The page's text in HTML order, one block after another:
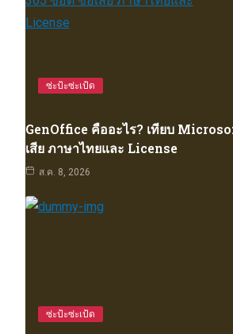
ซ่ะป้ะซ่ะเป้ด
GenOffice คืออะไร? เทียบ
เสีย ภาษาไทยและ License
ส.ค. 8, 2026
ซ่ะป้ะซ่ะเป้ด